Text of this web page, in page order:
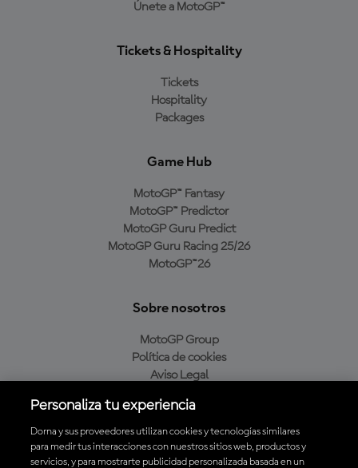
Únete a MotoGP™
Tickets & Hospitality
Tickets
Hospitality
Packages
Game Hub
MotoGP™ Fantasy
MotoGP™ Predictor
MotoGP Guru Predict
MotoGP Guru Racing 25/26
MotoGP™26
Sobre nosotros
MotoGP Group
Política de cookies
Aviso Legal
Política de compra
Personaliza tu experiencia
Dorna y sus proveedores utilizan cookies y tecnologías similares
para medir tus interacciones con nuestros sitios web, productos y
servicios, y para mostrarte publicidad personalizada basada en un